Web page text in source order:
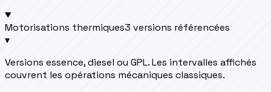
Motorisations thermiques3 versions référencées
▾
Versions essence, diesel ou GPL. Les intervalles affichés
couvrent les opérations mécaniques classiques.